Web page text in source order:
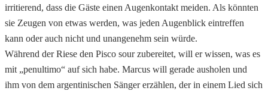
irritierend, dass die Gäste einen Augenkontakt meiden. Als könnten
sie Zeugen von etwas werden, was jeden Augenblick eintreffen
kann oder auch nicht und unangenehm sein würde.
Während der Riese den Pisco sour zubereitet, will er wissen, was es
mit „penultimo“ auf sich habe. Marcus will gerade ausholen und
ihm von dem argentinischen Sänger erzählen, der in einem Lied sich